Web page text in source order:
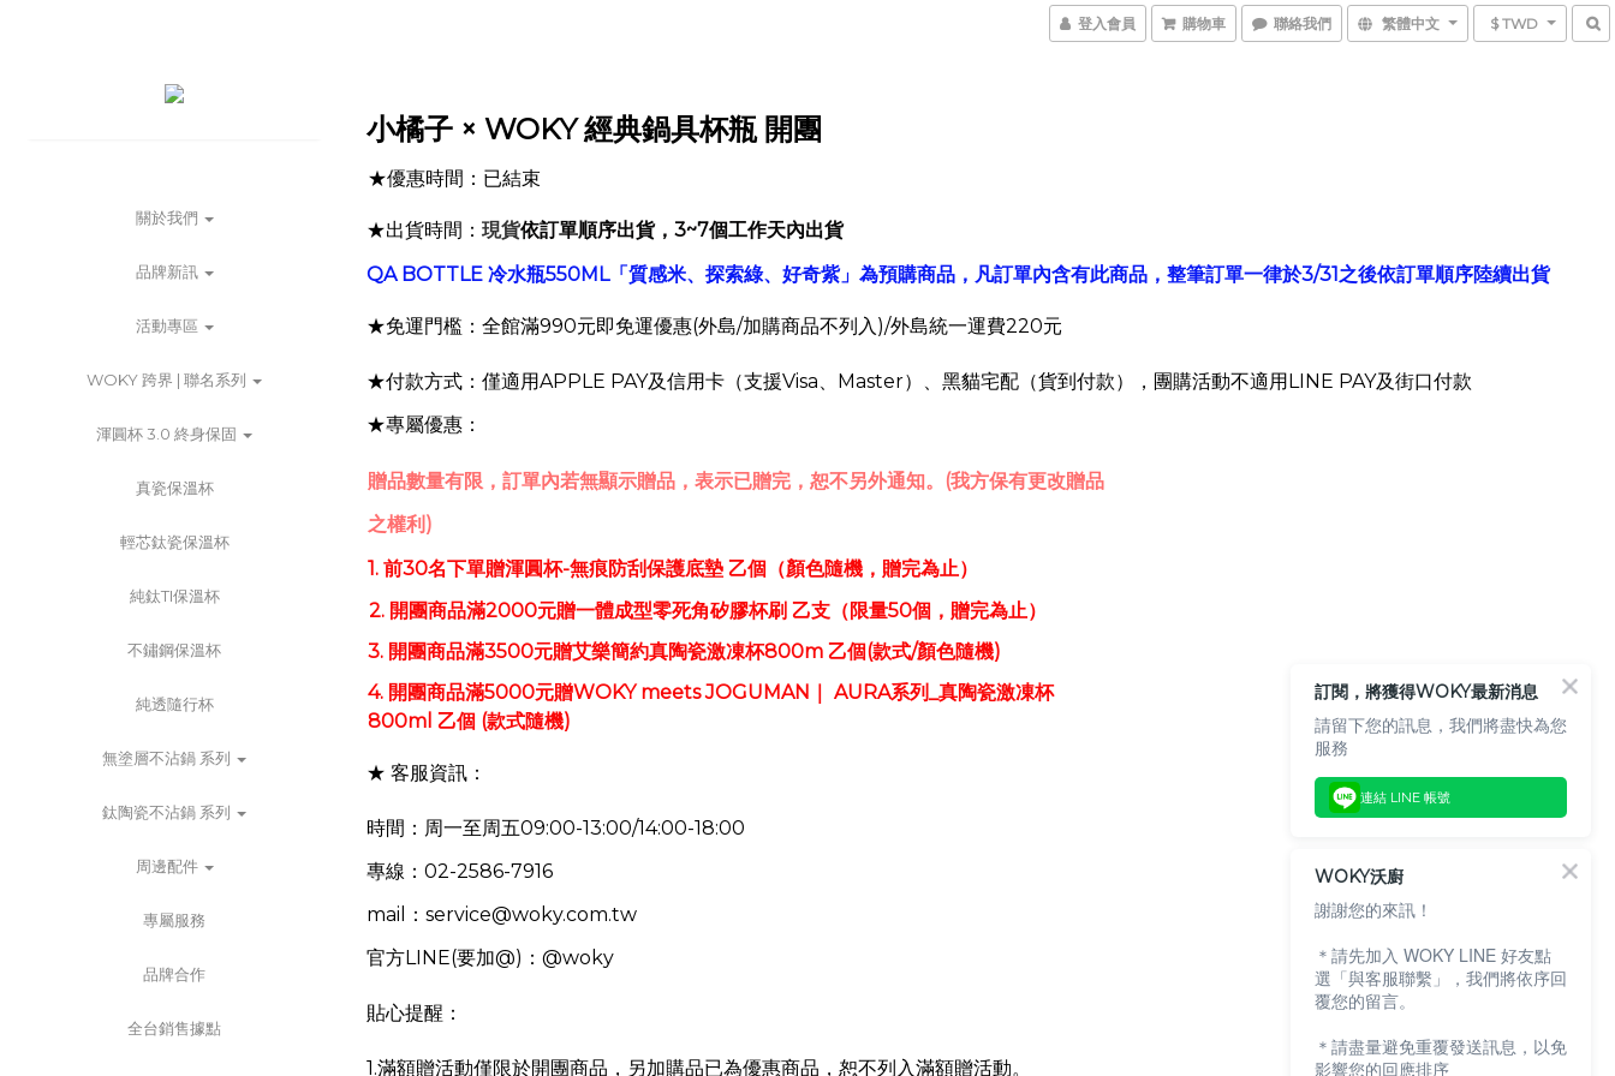
登入會員 購物車 聯絡我們 繁體中文 $ TWD
關於我們
品牌新訊
活動專區
WOKY 跨界 | 聯名系列
渾圓杯 3.0 終身保固
真瓷保溫杯
輕芯鈦瓷保溫杯
純鈦TI保溫杯
不鏽鋼保溫杯
純透隨行杯
無塗層不沾鍋 系列
鈦陶瓷不沾鍋 系列
周邊配件
專屬服務
品牌合作
全台銷售據點
小橘子 × WOKY 經典鍋具杯瓶開團
★優惠時間：已結束
★出貨時間： 現貨依訂單順序出貨，3~7個工作天內出貨
QA BOTTLE 冷水瓶550ML「質感米、探索綠、好奇紫」為預購商品，凡訂單內含有此商品，整筆訂單一律於3/31之後依訂單順序陸續出貨
★免運門檻：全館滿990元即免運優惠(外島/加購商品不列入)/外島統一運費220元
★付款方式：僅適用APPLE PAY及信用卡（支援Visa、Master）、黑貓宅配（貨到付款），團購活動不適用LINE PAY及街口付款
★專屬優惠：
贈品數量有限，訂單內若無顯示贈品，表示已贈完，恕不另外通知。(我方保有更改贈品
之權利)
1. 前30名下單贈渾圓杯-無痕防刮保護底墊 乙個（顏色隨機，贈完為止）
2. 開團商品滿2000元贈一體成型零死角矽膠杯刷 乙支 （限量50個，贈完為止）
3. 開團商品滿3500元贈艾樂簡約真陶瓷激凍杯800m 乙個(款式/顏色隨機)​
4. 開團商品滿5000元贈WOKY meets JOGUMAN｜ AURA系列_真陶瓷激凍杯
800ml 乙個 (款式隨機)
★ 客服資訊：
時間：周一至周五09:00-13:00/14:00-18:00
專線：02-2586-7916
mail：service@woky.com.tw
官方LINE(要加@)：@woky
貼心提醒：
1.滿額贈活動僅限於開團商品，另加購品已為優惠商品，恕不列入滿額贈活動。
訂閱，將獲得WOKY最新消息
請留下您的訊息，我們將盡快為您
服務
連結 LINE 帳號
WOKY沃廚
謝謝您的來訊！
＊請先加入 WOKY LINE 好友點
選「與客服聯繫」，我們將依序回
覆您的留言。
＊請盡量避免重覆發送訊息，以免
影響您的回應排序